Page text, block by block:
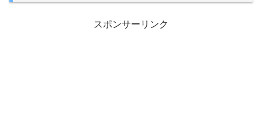
スポンサーリンク